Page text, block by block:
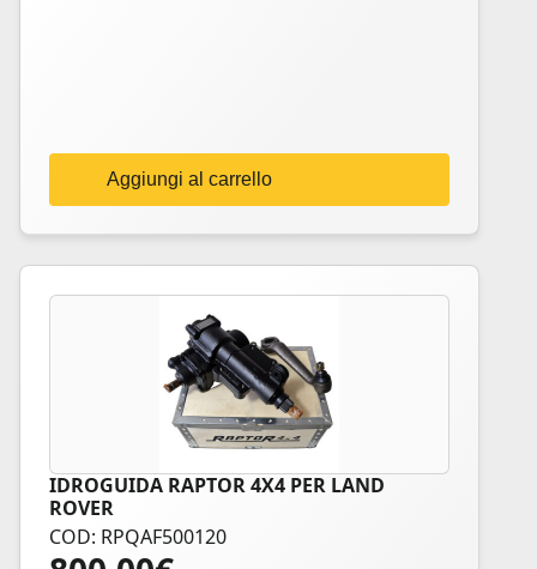
Aggiungi al carrello
IDROGUIDA RAPTOR 4X4 PER LAND
ROVER
COD: RPQAF500120